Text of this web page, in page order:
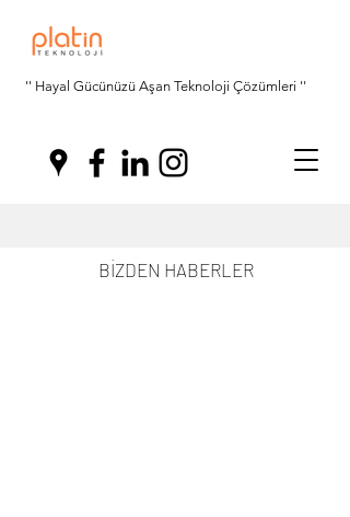
'' Hayal Gücünüzü Aşan Teknoloji Çözümleri ''
BİZDEN HABERLER